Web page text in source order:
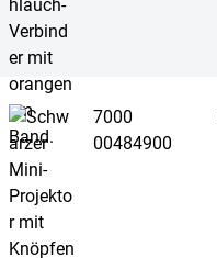
7000
00484900